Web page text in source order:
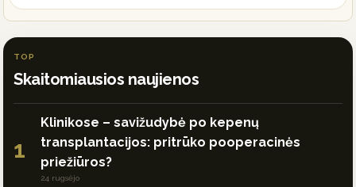
TOP
Skaitomiausios naujienos
1
Klinikose – savižudybė po kepenų
transplantacijos: pritrūko pooperacinės
priežiūros?
24 rugsėjo